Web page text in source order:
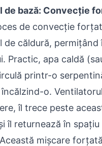
de bază: Convecție
de convecție
de căldură, permițând
Practic, apa caldă
printr-o
o.
îl trece peste
îl returnează în
mișcare